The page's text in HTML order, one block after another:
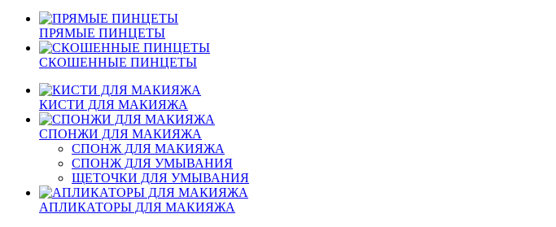
ПРЯМЫЕ ПИНЦЕТЫ
СКОШЕННЫЕ ПИНЦЕТЫ
КИСТИ ДЛЯ МАКИЯЖА
СПОНЖИ ДЛЯ МАКИЯЖА
СПОНЖ ДЛЯ МАКИЯЖА
СПОНЖ ДЛЯ УМЫВАНИЯ
ЩЕТОЧКИ ДЛЯ УМЫВАНИЯ
АПЛИКАТОРЫ ДЛЯ МАКИЯЖА